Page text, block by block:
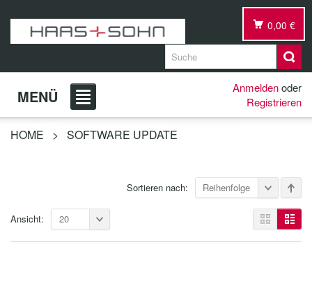
0,00 €
MENÜ Anmeldenoder
Registrieren
HOME > SOFTWARE UPDATE
Sortieren nach: Reihenfolge
Ansicht: 20